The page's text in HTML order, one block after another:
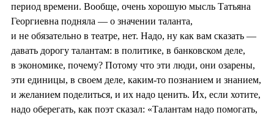
период времени. Вообще, очень хорошую мысль Татьяна
Георгиевна подняла — о значении таланта,
и не обязательно в театре, нет. Надо, ну как вам сказать —
давать дорогу талантам: в политике, в банковском деле,
в экономике, почему? Потому что эти люди, они озарены,
эти единицы, в своем деле, каким-то познанием и знанием,
и желанием поделиться, и их надо ценить. Их, если хотите,
надо оберегать, как поэт сказал: «Талантам надо помогать,